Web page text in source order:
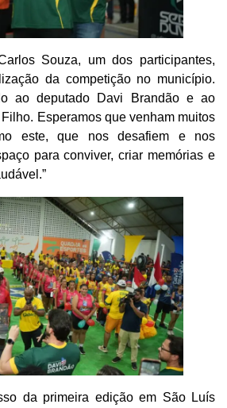
Souza, um dos participantes,
da competição no município.
ao deputado Davi Brandão e ao
Esperamos que venham muitos
este, que nos desafiem e nos
para conviver, criar memórias e
da primeira edição em São Luís